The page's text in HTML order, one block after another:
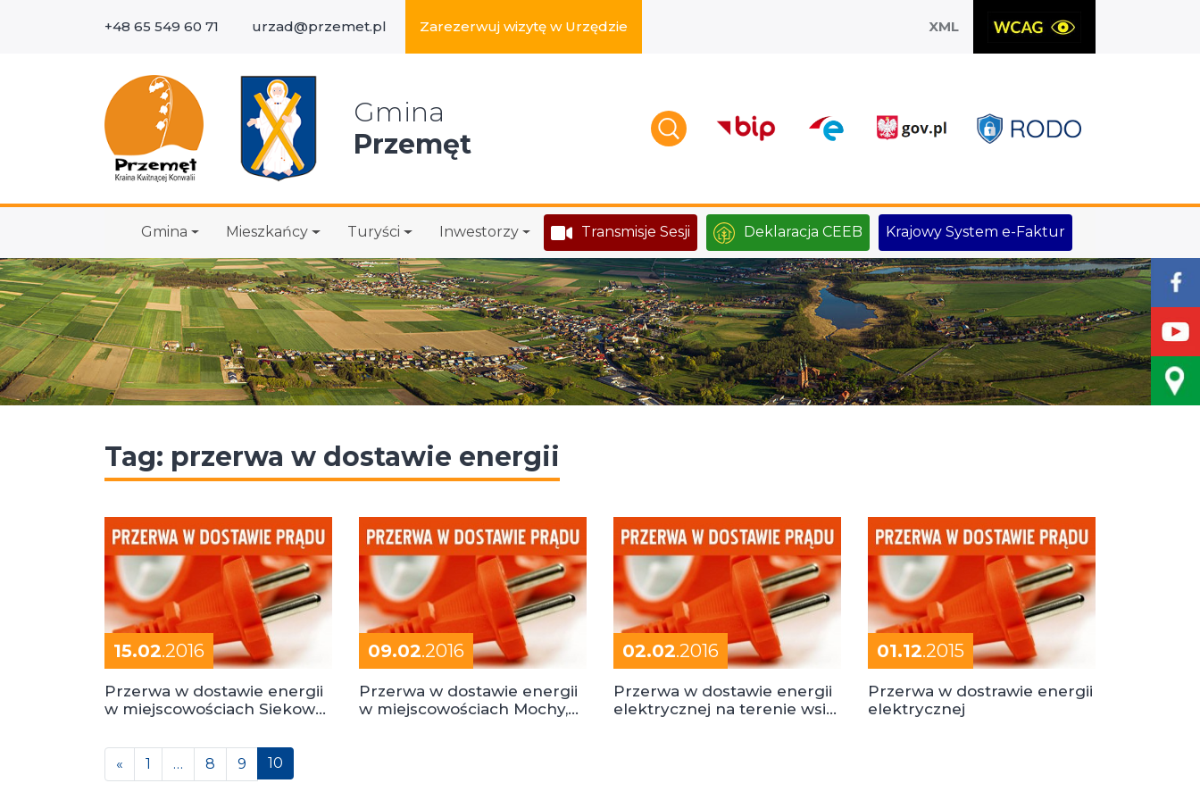
+48 65 549 60 71 urzad@przemet.pl Zarezerwuj wizytę w Urzędzie XML
Gmina
Przemęt
Gmina Mieszkańcy Turyści Inwestorzy Transmisje Sesji Deklaracja CEEB Krajowy System e-Faktur
Tag: przerwa w dostawie energii
15.02.2016
Przerwa w dostawie energii
w miejscowościach Siekowo,
09.02.2016
Przerwa w dostawie energii
w miejscowościach Mochy,
02.02.2016
Przerwa w dostawie energii
elektrycznej na terenie wsi
01.12.2015
Przerwa w dostrawie energii
elektrycznej
Posts navigation
« 1 … 8 9 10
Wyszukaj w serwisie